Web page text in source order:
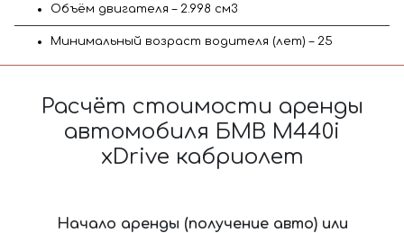
Объём двигателя – 2.998 см3
Минимальный возраст водителя (лет) – 25
Расчёт стоимости аренды
автомобиля БМВ M440i
xDrive кабриолет
Начало аренды (получение авто) или